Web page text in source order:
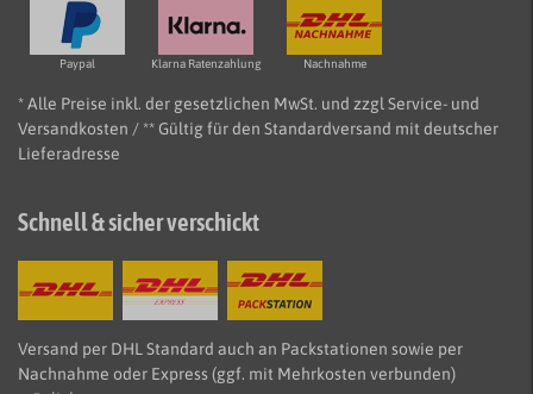
Paypal Klarna Ratenzahlung Nachnahme
* Alle Preise inkl. der gesetzlichen MwSt. und zzgl Service- und
Versandkosten / ** Gültig für den Standardversand mit deutscher
Lieferadresse
Schnell & sicher verschickt
Versand per DHL Standard auch an Packstationen sowie per
Nachnahme oder Express (ggf. mit Mehrkosten verbunden)